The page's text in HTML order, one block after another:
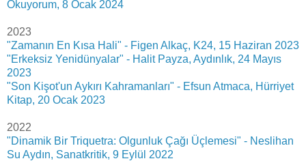
Okuyorum, 8 Ocak 2024
2023
"Zamanın En Kısa Hali" - Figen Alkaç, K24, 15 Haziran 2023
"Erkeksiz Yenidünyalar" - Halit Payza, Aydınlık, 24 Mayıs
2023
"Son Kişot'un Aykırı Kahramanları" - Efsun Atmaca, Hürriyet
Kitap, 20 Ocak 2023
2022
"Dinamik Bir Triquetra: Olgunluk Çağı Üçlemesi" - Neslihan
Su Aydın, Sanatkritik, 9 Eylül 2022